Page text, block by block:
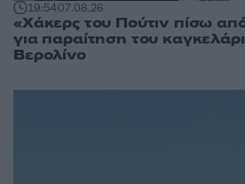
19:5407.08.26
«Χάκερς του Πούτιν πίσω
για παραίτηση του
Βερολίνο